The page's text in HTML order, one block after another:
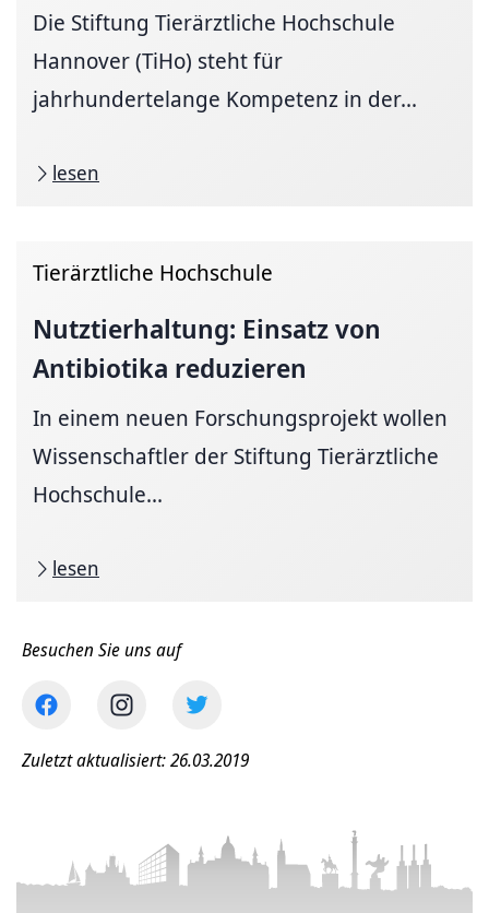
Die Stiftung Tierärztliche Hochschule
Hannover (TiHo) steht für
jahrhundertelange Kompetenz in der...
lesen
Tierärztliche Hochschule
Nutztierhaltung: Einsatz von
Antibiotika reduzieren
In einem neuen Forschungsprojekt wollen
Wissenschaftler der Stiftung Tierärztliche
Hochschule...
lesen
Besuchen Sie uns auf
Zuletzt aktualisiert: 26.03.2019